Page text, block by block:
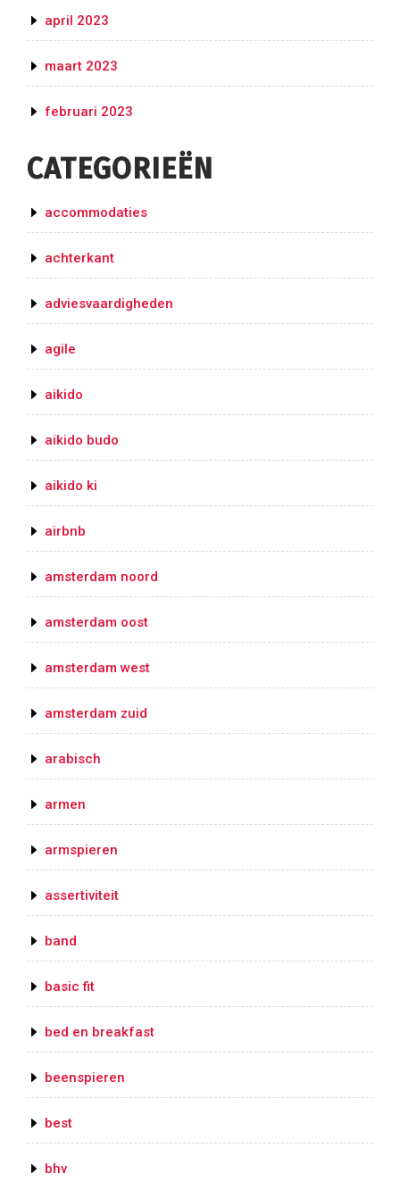
april 2023
maart 2023
februari 2023
CATEGORIEËN
accommodaties
achterkant
adviesvaardigheden
agile
aikido
aikido budo
aikido ki
airbnb
amsterdam noord
amsterdam oost
amsterdam west
amsterdam zuid
arabisch
armen
armspieren
assertiviteit
band
basic fit
bed en breakfast
beenspieren
best
bhv